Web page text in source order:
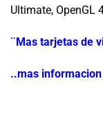
Ultimate, OpenGL
¨Mas tarjetas de
..mas